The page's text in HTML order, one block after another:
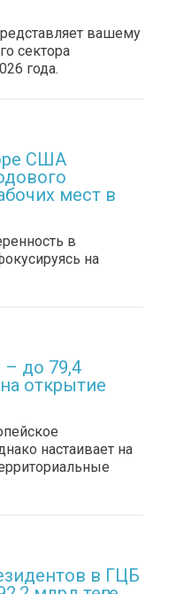
вашему
сектора
года.
США
мест в
в
на
– до 79,4
открытие
настаивает на
в ГЦБ